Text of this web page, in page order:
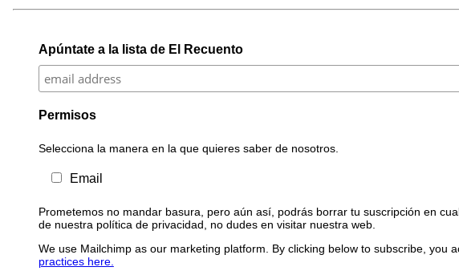
Apúntate a la lista de El Recuento
Permisos
Selecciona la manera en la que quieres saber de nosotros.
Email
Prometemos no mandar basura, pero aún así, podrás borrar tu suscripción en
de nuestra política de privacidad, no dudes en visitar nuestra web.
We use Mailchimp as our marketing platform. By clicking below to subscribe, you
practices here.